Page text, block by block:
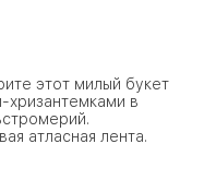
этот милый букет
хризантемками в
атласная лента.